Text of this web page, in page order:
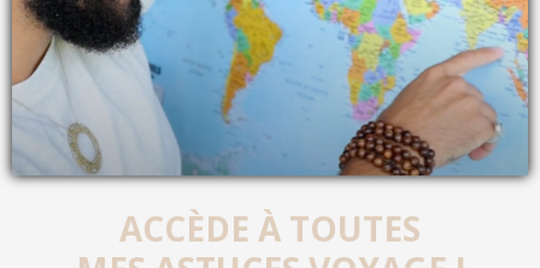
ACCÈDE À TOUTES